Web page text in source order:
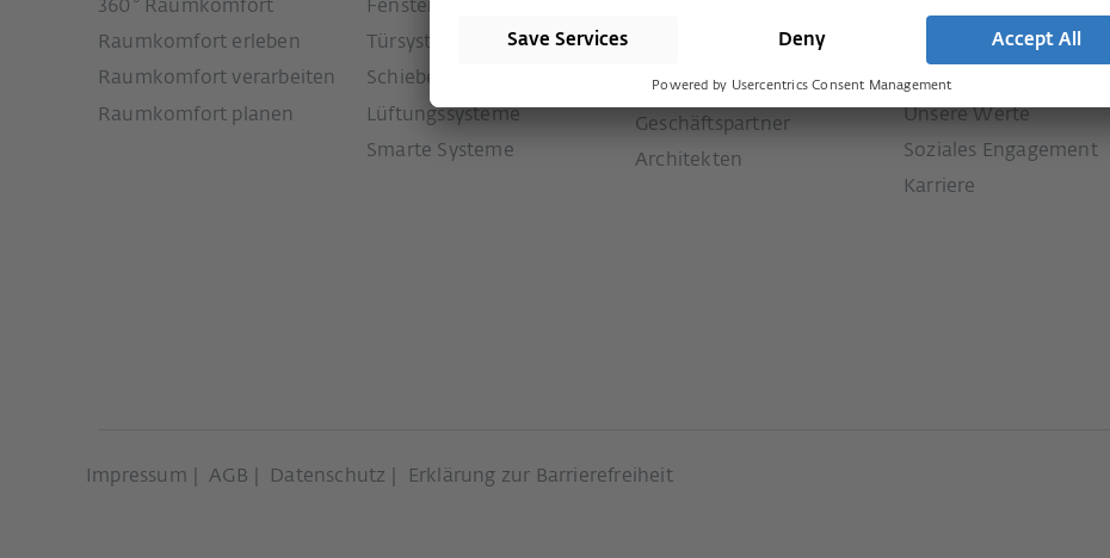
360° Raumkomfort
Raumkomfort erleben
Raumkomfort verarbeiten
Raumkomfort planen
Fenstersysteme
Türsysteme
Schiebetürsysteme
Lüftungssysteme
Smarte Systeme
Downloads
Geschäftspartner
Architekten
Historie
Unsere Werte
Soziales Engagement
Karriere
Impressum AGB Datenschutz Erklärung zur Barrierefreiheit